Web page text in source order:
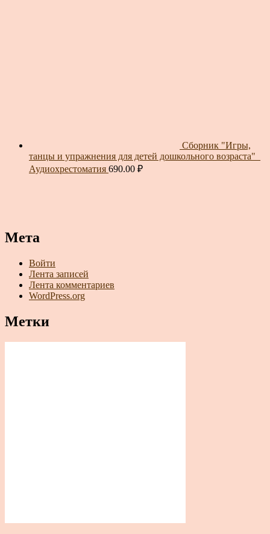
Сборник "Игры,
танцы и упражнения для детей дошкольного возраста"_
Аудиохрестоматия 690.00 ₽
Мета
Войти
Лента записей
Лента комментариев
WordPress.org
Метки